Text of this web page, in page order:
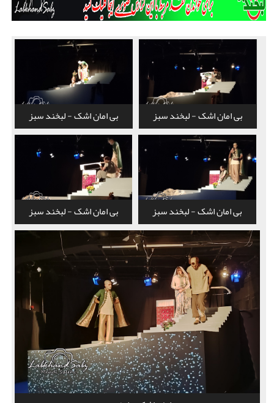
بی امان اشک - لبخند سبز بی امان اشک - لبخند سبز
بی امان اشک - لبخند سبز بی امان اشک - لبخند سبز